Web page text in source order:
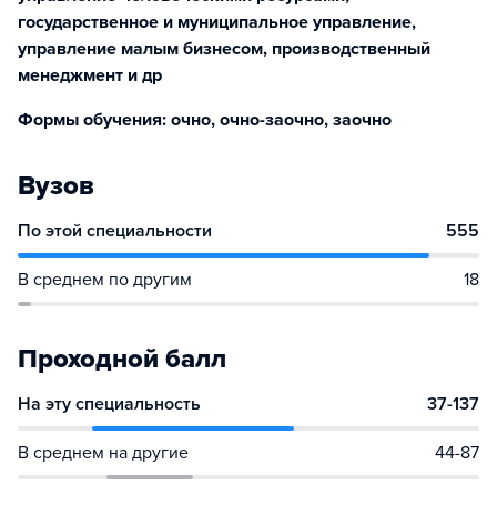
государственное и муниципальное управление,
управление малым бизнесом, производственный
менеджмент и др
Формы обучения: очно, очно-заочно, заочно
Вузов
По этой специальности 555
В среднем по другим 18
Проходной балл
На эту специальность 37-137
В среднем на другие 44-87